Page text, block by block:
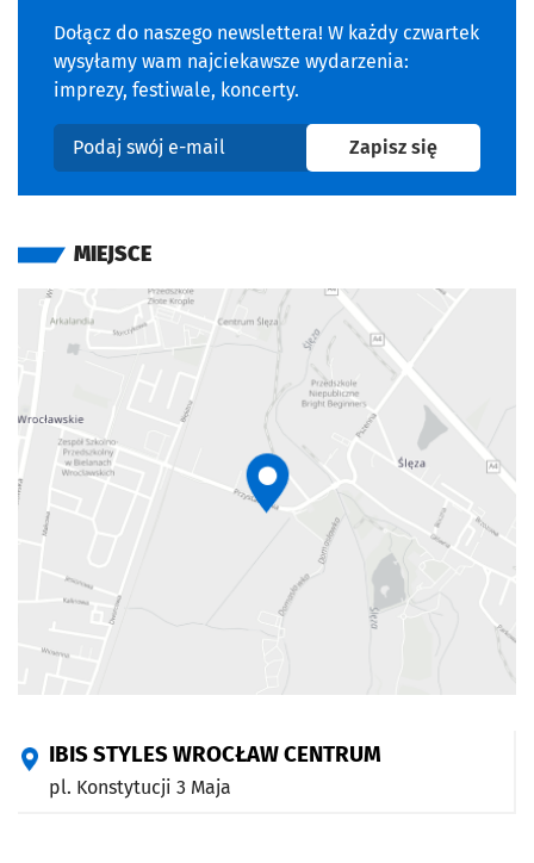
Dołącz do naszego newslettera! W każdy czwartek
wysyłamy wam najciekawsze wydarzenia:
imprezy, festiwale, koncerty.
Podaj swój e-mail
Zapisz sięna
MIEJSCE
IBIS STYLES WROCŁAW CENTRUM
pl. Konstytucji 3 Maja